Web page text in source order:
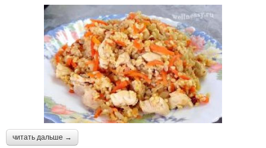
читать дальше →